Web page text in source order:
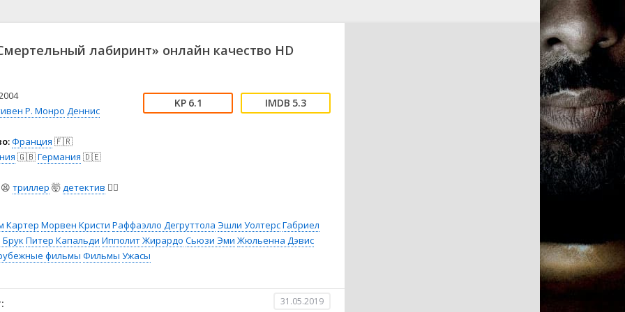
👨‍💼 Новости
🎒 Приключения
тв
😱 Ужасы
🤠 Фильм-нуар
🧝‍♂️ Фэнтези
лабиринт» онлайн качество HD
Р. Монро Деннис
Франция 🇫🇷
🇬🇧Германия 🇩🇪
😫 триллер 🤯детектив 🕵️‍♂️
6.1 5.3
Картер Морвен Кристи Раффаэлло Дегруттола Эшли УолтерсГабриел
Брук Питер Капальди Ипполит Жирардо Сьюзи Эми Жюльенна Дэвис
фильмы Фильмы Ужасы
31.05.2019